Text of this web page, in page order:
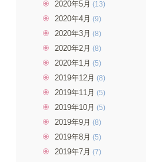
2020年5月 (13)
2020年4月 (9)
2020年3月 (8)
2020年2月 (8)
2020年1月 (5)
2019年12月 (8)
2019年11月 (5)
2019年10月 (5)
2019年9月 (8)
2019年8月 (5)
2019年7月 (7)